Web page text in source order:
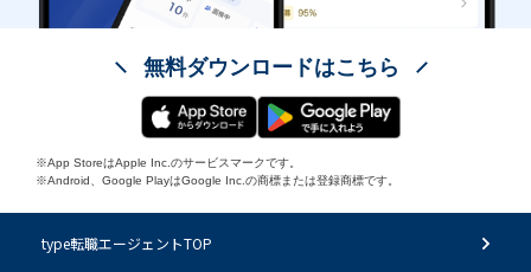
無料ダウンロードはこちら
※App StoreはApple Inc.のサービスマークです。
※Android、Google PlayはGoogle Inc.の商標または登録商標です。
type転職エージェントTOP